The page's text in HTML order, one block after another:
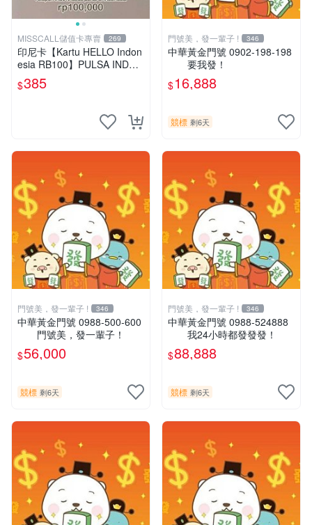
MISSCALL儲值卡專賣 269
印尼卡【Kartu HELLO Indon
esia RB100】PULSA INDO I
SI Rp 100,000⚡MissCall儲值
卡專賣
$385
門號美，發一輩子 ! 346
中華黃金門號 0902-198-198
要我發！
$16,888
競標 剩6天
門號美，發一輩子 ! 346
中華黃金門號 0988-500-600
門號美，發一輩子！
$56,000
競標 剩6天
門號美，發一輩子 ! 346
中華黃金門號 0988-524888
我24小時都發發發！
$88,888
競標 剩6天